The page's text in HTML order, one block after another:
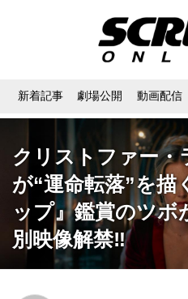
新着記事 劇場公開 動画配信
クリストファー・
が“運命転落”を描
ップ』鑑賞のツボ
別映像解禁‼